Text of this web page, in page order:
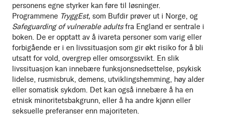
personens egne styrker kan føre til løsninger.
Programmene TryggEst, som Bufdir prøver ut i Norge, og
Safeguarding of vulnerable adultsfra England er sentrale i
boken. De er opptatt av å ivareta personer som varig eller
forbigående er i en livssituasjon som gir økt risiko for å bli
utsatt for vold, overgrep eller omsorgssvikt. En slik
livssituasjon kan innebære funksjonsnedsettelse, psykisk
lidelse, rusmisbruk, demens, utviklingshemming, høy alder
eller somatisk sykdom. Det kan også innebære å ha en
etnisk minoritetsbakgrunn, eller å ha andre kjønn eller
seksuelle preferanser enn majoriteten.